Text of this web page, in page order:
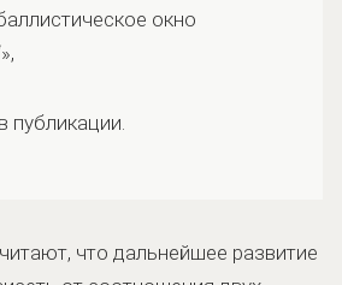
окно
публикации.
что дальнейшее развитие